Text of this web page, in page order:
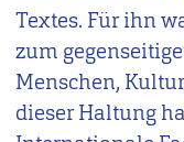
Textes. Für ihn
zum
Menschen,
dieser Haltung